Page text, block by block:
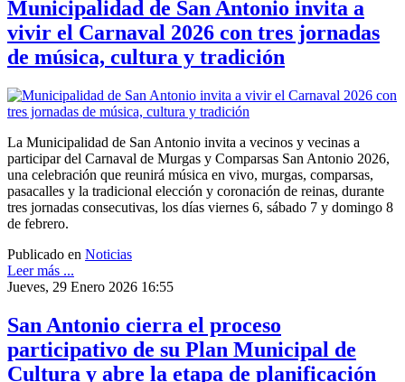
Municipalidad de San Antonio invita a
vivir el Carnaval 2026 con tres jornadas
de música, cultura y tradición
La Municipalidad de San Antonio invita a vecinos y vecinas a
participar del Carnaval de Murgas y Comparsas San Antonio 2026,
una celebración que reunirá música en vivo, murgas, comparsas,
pasacalles y la tradicional elección y coronación de reinas, durante
tres jornadas consecutivas, los días viernes 6, sábado 7 y domingo 8
de febrero.
Publicado en Noticias
Leer más ...
Jueves, 29 Enero 2026 16:55
San Antonio cierra el proceso
participativo de su Plan Municipal de
Cultura y abre la etapa de planificación